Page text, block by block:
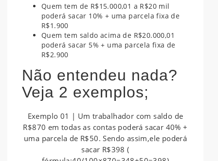
Quem tem de R$15.000,01 a R$20 mil
poderá sacar 10% + uma parcela fixa de
R$1.900
Quem tem saldo acima de R$20.000,01
poderá sacar 5% + uma parcela fixa de
R$2.900
Não entendeu nada?
Veja 2 exemplos;
Exemplo 01 | Um trabalhador com saldo de
R$870 em todas as contas poderá sacar 40% +
uma parcela de R$50. Sendo assim,ele poderá
sacar R$398 (